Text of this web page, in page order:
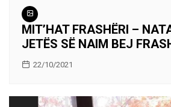
MIT’HAT FRASHËRI –
JETËS SË NAIM BEJ
22/10/2021